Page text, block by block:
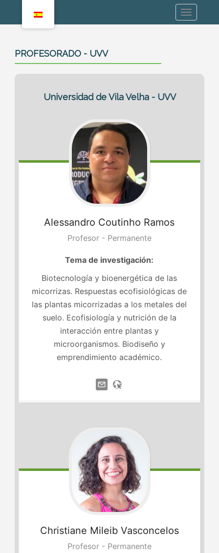
PROFESORADO - UVV
Universidad de Vila Velha - UVV
Alessandro Coutinho Ramos
Profesor - Permanente
Tema de investigación:
Biotecnología y bioenergética de las
micorrizas. Respuestas ecofisiológicas de
las plantas micorrizadas a los metales del
suelo. Ecofisiología y nutrición de la
interacción entre plantas y
microorganismos. Biodiseño y
emprendimiento académico.
Christiane Mileib Vasconcelos
Profesor - Permanente